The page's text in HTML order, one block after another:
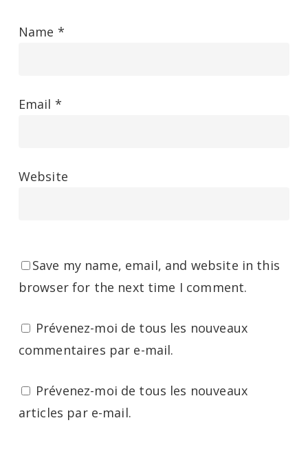
Name *
Email *
Website
Save my name, email, and website in this
browser for the next time I comment.
Prévenez-moi de tous les nouveaux
commentaires par e-mail.
Prévenez-moi de tous les nouveaux
articles par e-mail.